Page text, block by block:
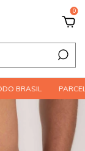
0
PARCELE EM ATÉ